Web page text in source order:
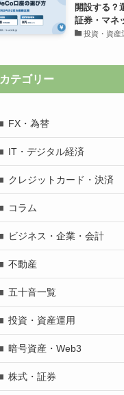
開設する？
証券・マネ
投資・資産
カテゴリー
FX・為替
IT・デジタル経済
クレジットカード・決済
コラム
ビジネス・企業・会計
不動産
五十音一覧
投資・資産運用
暗号資産・Web3
株式・証券